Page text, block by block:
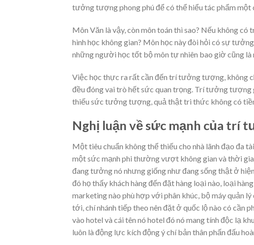
tưởng tượng phong phú để có thể hiểu tác phẩm một
Môn Văn là vậy, còn môn toán thì sao? Nếu không
hình học không gian? Môn học này đòi hỏi có sự
những người học tốt bộ môn tự nhiên bao giờ cũng
Việc học thực ra rất cần đến trí tưởng tượng, không
đều đóng vai trò hết sức quan trọng. Trí tưởng tượng
thiếu sức tưởng tượng, quả thật tri thức không có
Nghị luận về sức mạnh của trí
Một tiêu chuẩn không thể thiếu cho nhà lãnh đạo
một sức mạnh phi thường vượt không gian và thời
đang tưởng nó nhưng giống như đang sống thật ở
đó họ thấy khách hàng đến đặt hàng loại nào, loại
marketing nào phù hợp với phân khúc, bộ máy quản
tới, chí nhánh tiếp theo nên đặt ở quốc lộ nào có cần
vào hotel và cái tên nó hotel đó nó mang tính độc lạ
luôn là động lực kích động ý chí bản thân phấn đấu